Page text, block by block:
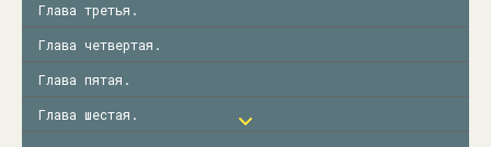
Глава третья.
Глава четвертая.
Глава пятая.
Глава шестая.